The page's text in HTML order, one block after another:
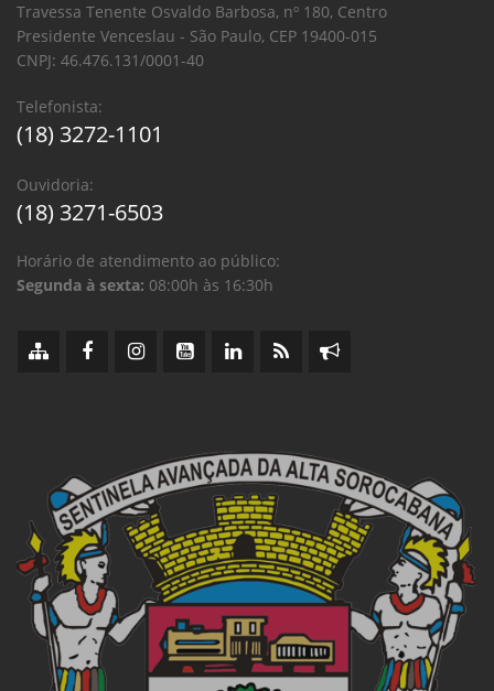
Travessa Tenente Osvaldo Barbosa, nº 180, Centro
Presidente Venceslau - São Paulo, CEP 19400-015
CNPJ: 46.476.131/0001-40
Telefonista:
(18) 3272-1101
Ouvidoria:
(18) 3271-6503
Horário de atendimento ao público:
Segunda à sexta: 08:00h às 16:30h